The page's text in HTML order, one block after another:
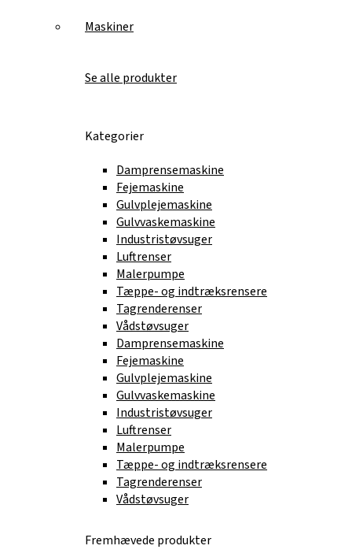
Maskiner
Se alle produkter
Kategorier
Damprensemaskine
Fejemaskine
Gulvplejemaskine
Gulvvaskemaskine
Industristøvsuger
Luftrenser
Malerpumpe
Tæppe- og indtræksrensere
Tagrenderenser
Vådstøvsuger
Damprensemaskine
Fejemaskine
Gulvplejemaskine
Gulvvaskemaskine
Industristøvsuger
Luftrenser
Malerpumpe
Tæppe- og indtræksrensere
Tagrenderenser
Vådstøvsuger
Fremhævede produkter